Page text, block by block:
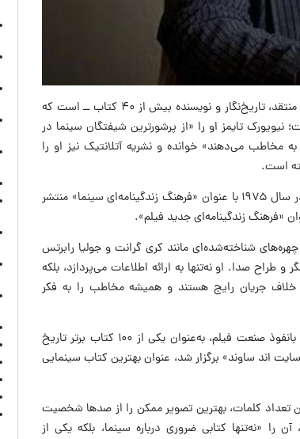
به گزارش همشهری آنلاین، دیوید تامسن نویسنده برجسته بریتانیایی حوزه سینما ــ منتقد، تاریخ‌نگار و نویسنده بیش از ۴۰ کتاب ــ است که
تایمز او را «از پرشورترین شیفتگان سینما در
می‌دهند» خوانده و نشریه آتلانتیک نیز او را
است.
تامسن بیش از هر چیز به خاطر کتاب حجیم خود شناخته می‌شود که نخستین بار در سال ۱۹۷۵ با عنوان «فرهنگ زندگینامه‌ای سینما» منتشر
شناخته‌شده‌ای مانند کری گرانت و جولیا رابرتس
طراح صدا. او نه‌تنها به ارائه اطلاعات می‌پردازد، بلکه
جریان رایج هستند و همیشه مخاطب را به فکر
«فرهنگ زندگینامه‌ای سینما» در نظرسنجی سال ۲۰۲۳ هالیوود ریپورتر از چهره‌های بانفوذ صنعت فیلم، به‌عنوان یکی از ۱۰۰ کتاب برتر تاریخ
که توسط مجله «سایت اند ساوند» برگزار شد، عنوان بهترین کتاب سینمایی
تعداد کلمات، بهترین تصویر ممکن را از صدها شخصیت
«نه‌تنها کتابی ضروری درباره سینما، بلکه یکی از